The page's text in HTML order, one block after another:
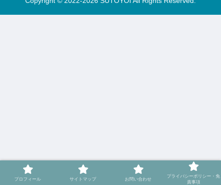
プロフィール サイトマップ お問い合わせ
プライバシーポリシー・免
責事項